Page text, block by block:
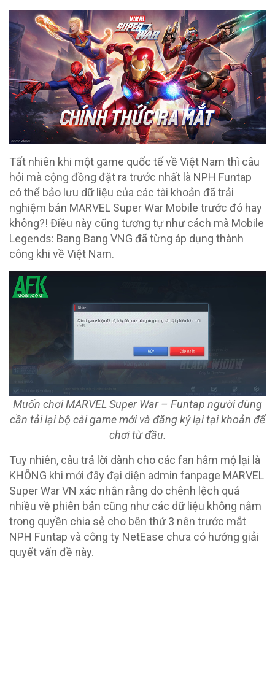
Tất nhiên khi một game quốc tế về Việt Nam thì câu
hỏi mà cộng đồng đặt ra trước nhất là NPH Funtap
có thể bảo lưu dữ liệu của các tài khoản đã trải
nghiệm bản MARVEL Super War Mobile trước đó hay
không?! Điều này cũng tương tự như cách mà Mobile
Legends: Bang Bang VNG đã từng áp dụng thành
công khi về Việt Nam.
Muốn chơi MARVEL Super War – Funtap người dùng
cần tải lại bộ cài game mới và đăng ký lại tại khoản để
chơi từ đầu.
Tuy nhiên, câu trả lời dành cho các fan hâm mộ lại là
KHÔNG khi mới đây đại diện admin fanpage MARVEL
Super War VN xác nhận rằng do chênh lệch quá
nhiều về phiên bản cũng như các dữ liệu không nằm
trong quyền chia sẻ cho bên thứ 3 nên trước mắt
NPH Funtap và công ty NetEase chưa có hướng giải
quyết vấn đề này.